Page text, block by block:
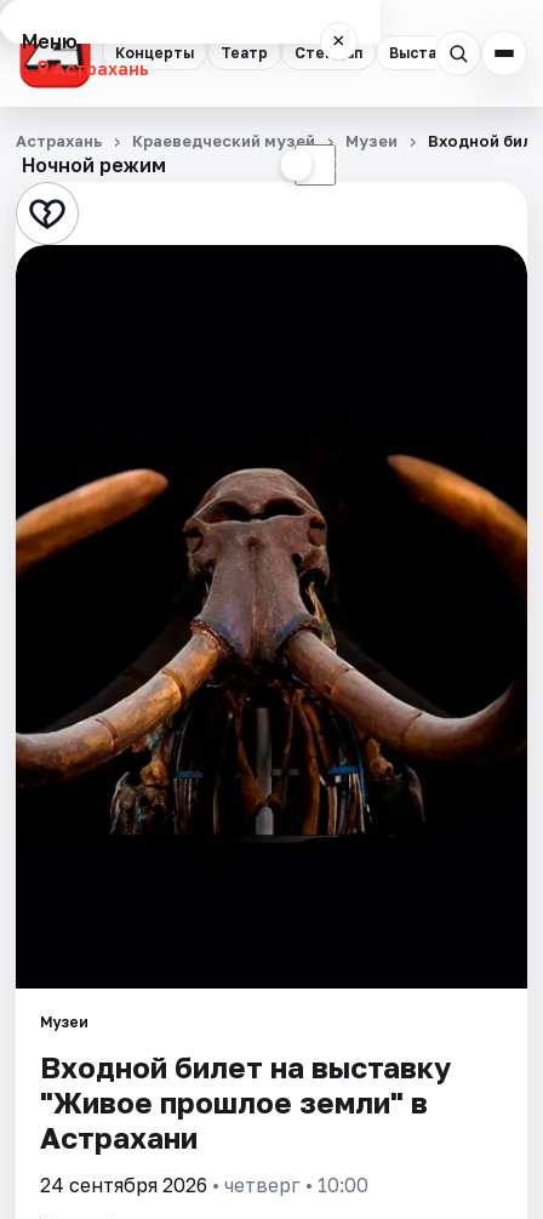
Концерты Театр Стендап Выставки
Меню ×
Астрахань
Концерты
Театр
Стендап
События
Артисты
Рейтинги
Ночной режим ☾
Астрахань Краеведческий музей Музеи Входной
Музеи
Входной билет на выставку
"Живое прошлое земли" в
Астрахани
24 сентября 2026 • четверг • 10:00